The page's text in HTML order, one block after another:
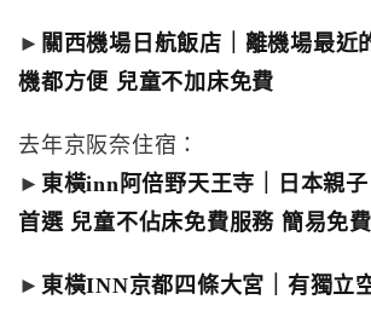
► 關西機場日航飯店｜離機場最近
機都方便 兒童不加床免費
去年京阪奈住宿：
► 東橫inn阿倍野天王寺｜日本親
首選 兒童不佔床免費服務 簡易免
► 東橫INN京都四條大宮｜有獨立